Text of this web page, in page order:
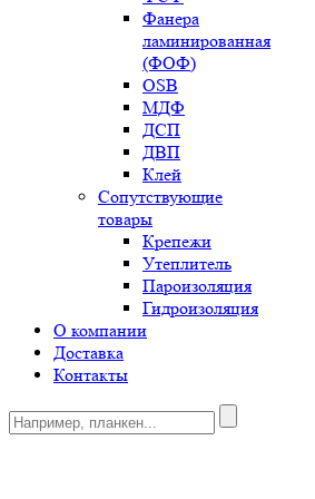
Фанера
ламинированная
(ФОФ)
OSB
МДФ
ДСП
ДВП
Клей
Сопутствующие
товары
Крепежи
Утеплитель
Пароизоляция
Гидроизоляция
О компании
Доставка
Контакты